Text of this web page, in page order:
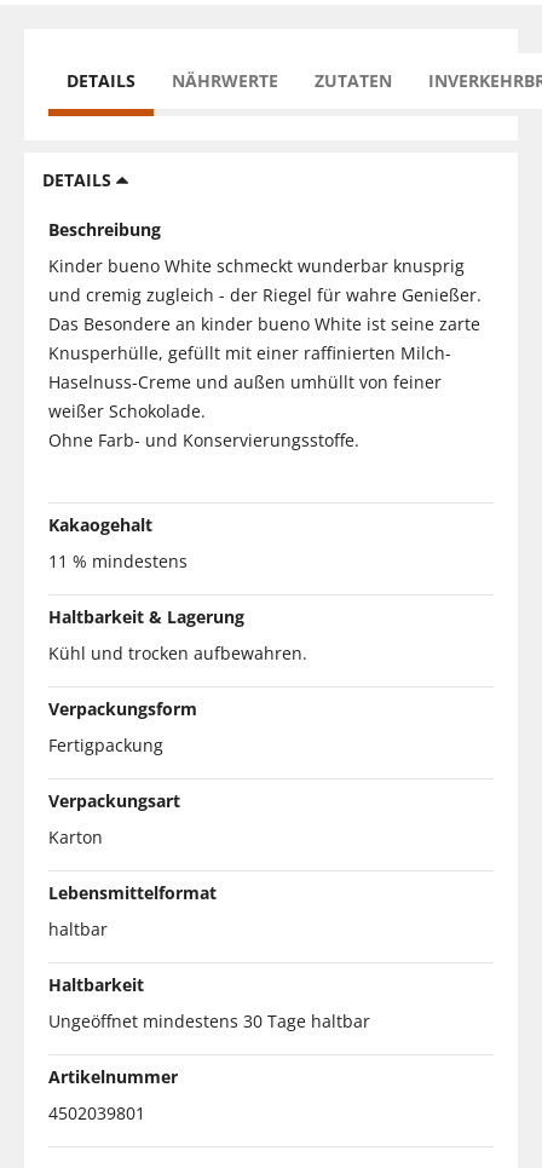
DETAILS NÄHRWERTE ZUTATEN
DETAILS
Beschreibung
Kinder bueno White schmeckt wunderbar knusprig
und cremig zugleich - der Riegel für wahre Genießer.
Das Besondere an kinder bueno White ist seine zarte
Knusperhülle, gefüllt mit einer raffinierten Milch-
Haselnuss-Creme und außen umhüllt von feiner
weißer Schokolade.
Ohne Farb- und Konservierungsstoffe.
Kakaogehalt
11 % mindestens
Haltbarkeit & Lagerung
Kühl und trocken aufbewahren.
Verpackungsform
Fertigpackung
Verpackungsart
Karton
Lebensmittelformat
haltbar
Haltbarkeit
Ungeöffnet mindestens 30 Tage haltbar
Artikelnummer
4502039801